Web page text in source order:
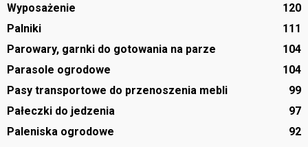
Wyposażenie
120
Palniki
111
Parowary, garnki do gotowania na parze
104
Parasole ogrodowe
104
Pasy transportowe do przenoszenia mebli
99
Pałeczki do jedzenia
97
Paleniska ogrodowe
92